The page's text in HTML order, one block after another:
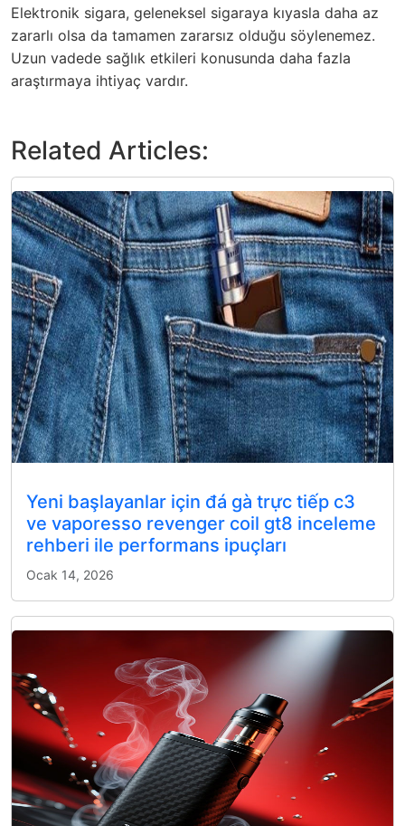
Elektronik sigara, geleneksel sigaraya kıyasla daha az
zararlı olsa da tamamen zararsız olduğu söylenemez.
Uzun vadede sağlık etkileri konusunda daha fazla
araştırmaya ihtiyaç vardır.
Related Articles:
Yeni başlayanlar için đá gà trực tiếp c3
ve vaporesso revenger coil gt8 inceleme
rehberi ile performans ipuçları
Ocak 14, 2026